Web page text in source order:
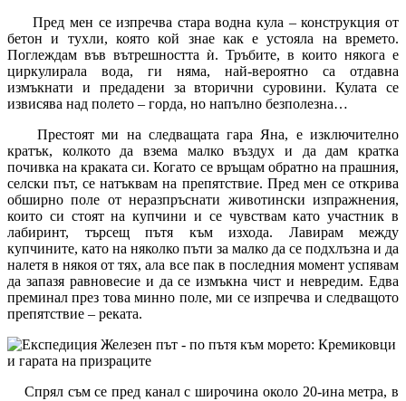
Пред мен се изпречва стара водна кула – конструкция от
бетон и тухли, която кой знае как е устояла на времето.
Поглеждам във вътрешността ѝ. Тръбите, в които някога е
циркулирала вода, ги няма, най-вероятно са отдавна
измъкнати и предадени за вторични суровини. Кулата се
извисява над полето – горда, но напълно безполезна…
Престоят ми на следващата гара Яна, е изключително
кратък, колкото да взема малко въздух и да дам кратка
почивка на краката си. Когато се връщам обратно на прашния,
селски път, се натъквам на препятствие. Пред мен се открива
обширно поле от неразпръснати животински изпражнения,
които си стоят на купчини и се чувствам като участник в
лабиринт, търсещ пътя към изхода. Лавирам между
купчините, като на няколко пъти за малко да се подхлъзна и да
налетя в някоя от тях, ала все пак в последния момент успявам
да запазя равновесие и да се измъкна чист и невредим. Едва
преминал през това минно поле, ми се изпречва и следващото
препятствие – реката.
Спрял съм се пред канал с широчина около 20-ина метра, в